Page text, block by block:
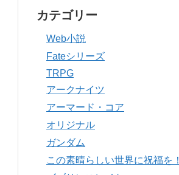
カテゴリー
Web小説
Fateシリーズ
TRPG
アークナイツ
アーマード・コア
オリジナル
ガンダム
この素晴らしい世界に祝福を！